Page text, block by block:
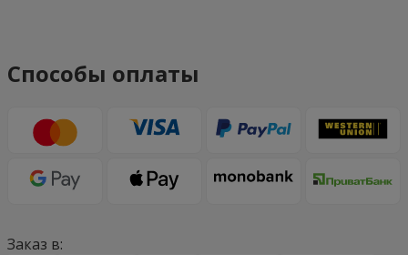
Способы оплаты
Заказ в: